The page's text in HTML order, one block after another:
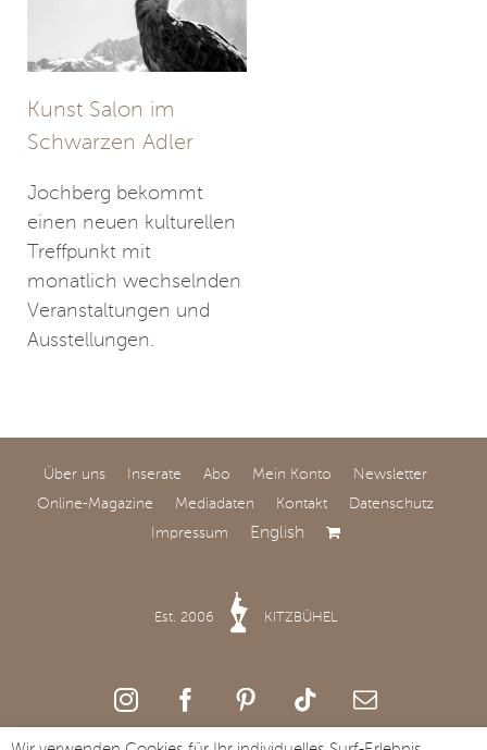
Kunst Salon im
Schwarzen Adler
Jochberg bekommt
einen neuen kulturellen
Treffpunkt mit
monatlich wechselnden
Veranstaltungen und
Ausstellungen.
BY NATURE AND
Natur inspiriert
Objekte, deren
Über uns Inserate Abo Mein Konto
Newsletter
Online-Magazine
Mediadaten Kontakt
Datenschutz
Impressum
English
Est. 2006 KITZBÜHEL